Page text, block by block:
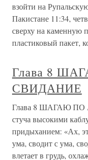
взойти на
Пакистане 11:34,
сверху на каменную
пластиковый пакет,
Глава 8
СВИДАНИЕ
Глава 8 ШАГАЮ
стуча высокими
придыханием: «Ах,
ума, сводит с ума,
влетает в грудь,